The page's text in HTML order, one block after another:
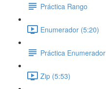
Práctica Rango
Enumerador (5:20)
Práctica Enumerador
Zip (5:53)